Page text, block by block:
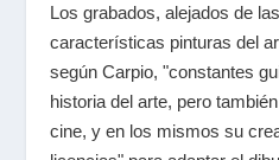
Los grabados, alejados de
características pinturas del
según Carpio, "constantes
historia del arte, pero
cine, y en los mismos su